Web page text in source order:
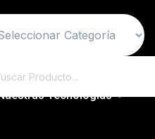
Tecnologías